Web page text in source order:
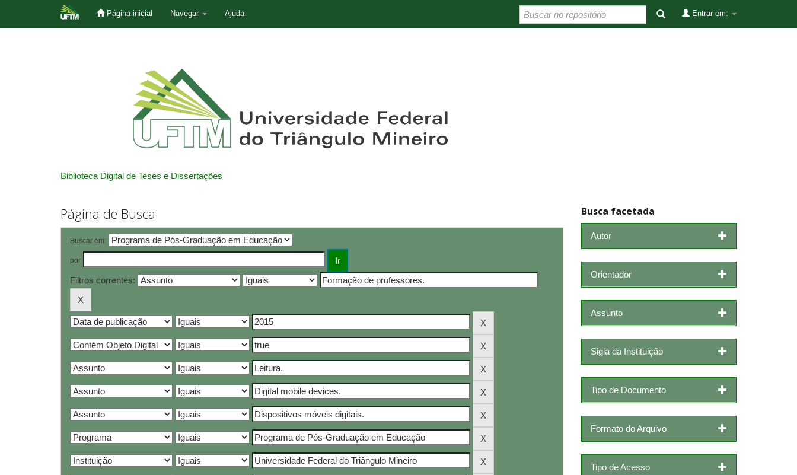
Página inicial Navegar Ajuda Entrar em:
Biblioteca Digital de Teses e Dissertações
Página de Busca
Buscar em:
por
Filtros correntes:
Busca facetada
Autor
Orientador
Assunto
Sigla da Instituição
Tipo de Documento
Formato do Arquivo
Tipo de Acesso